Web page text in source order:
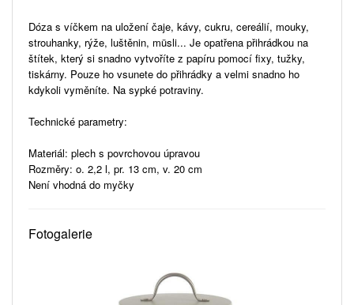
Dóza s víčkem na uložení čaje, kávy, cukru, cereálií, mouky,
strouhanky, rýže, luštěnin, müsli... Je opatřena přihrádkou na
štítek, který si snadno vytvoříte z papíru pomocí fixy, tužky,
tiskárny. Pouze ho vsunete do přihrádky a velmi snadno ho
kdykoli vyměníte. Na sypké potraviny.
Technické parametry:
Materiál: plech s povrchovou úpravou
Rozměry: o. 2,2 l, pr. 13 cm, v. 20 cm
Není vhodná do myčky
Fotogalerie